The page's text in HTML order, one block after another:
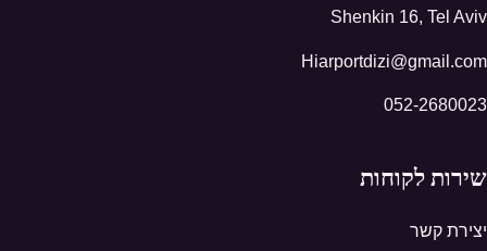
Shenkin 16, Tel Aviv
Hiarportdizi@gmail.com
052-2680023
שירות לקוחות
יצירת קשר